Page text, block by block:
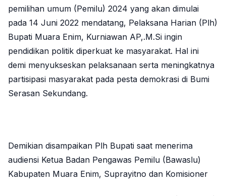
pemilihan umum (Pemilu) 2024 yang akan dimulai
pada 14 Juni 2022 mendatang, Pelaksana Harian (Plh)
Bupati Muara Enim, Kurniawan AP,.M.Si ingin
pendidikan politik diperkuat ke masyarakat. Hal ini
demi menyukseskan pelaksanaan serta meningkatnya
partisipasi masyarakat pada pesta demokrasi di Bumi
Serasan Sekundang.
Demikian disampaikan Plh Bupati saat menerima
audiensi Ketua Badan Pengawas Pemilu (Bawaslu)
Kabupaten Muara Enim, Suprayitno dan Komisioner